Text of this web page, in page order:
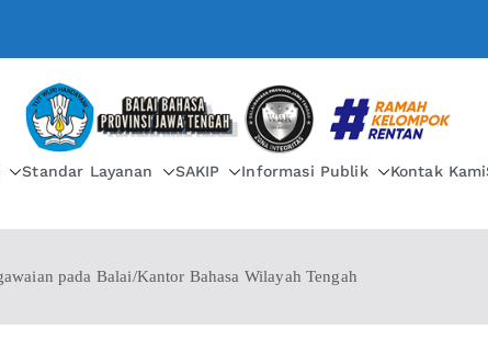
BALAI BAHASA
Standar Layanan SAKIP Informasi Publik Kontak Kami
pada Balai/Kantor Bahasa Wilayah Tengah